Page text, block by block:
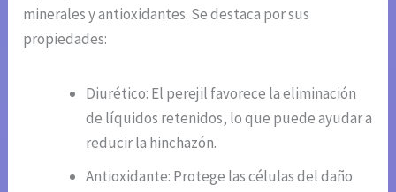
minerales y antioxidantes. Se destaca por sus
propiedades:
Diurético: El perejil favorece la eliminación
de líquidos retenidos, lo que puede ayudar a
reducir la hinchazón.
Antioxidante: Protege las células del daño